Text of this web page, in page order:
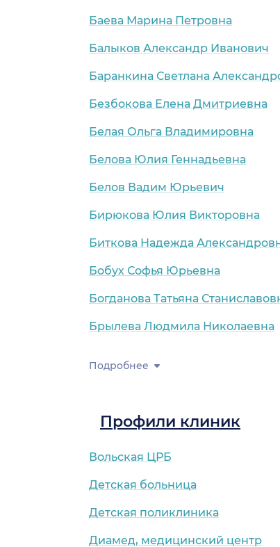
Баева Марина Петровна
Балыков Александр Иванович
Баранкина Светлана
Безбокова Елена Дмитриевна
Белая Ольга Владимировна
Белова Юлия Геннадьевна
Белов Вадим Юрьевич
Бирюкова Юлия Викторовна
Биткова Надежда
Бобух Софья Юрьевна
Богданова Татьяна
Брылева Людмила Николаевна
Подробнее
Профили клиник
Вольская ЦРБ
Детская больница
Детская поликлиника
Диамед, медицинский центр